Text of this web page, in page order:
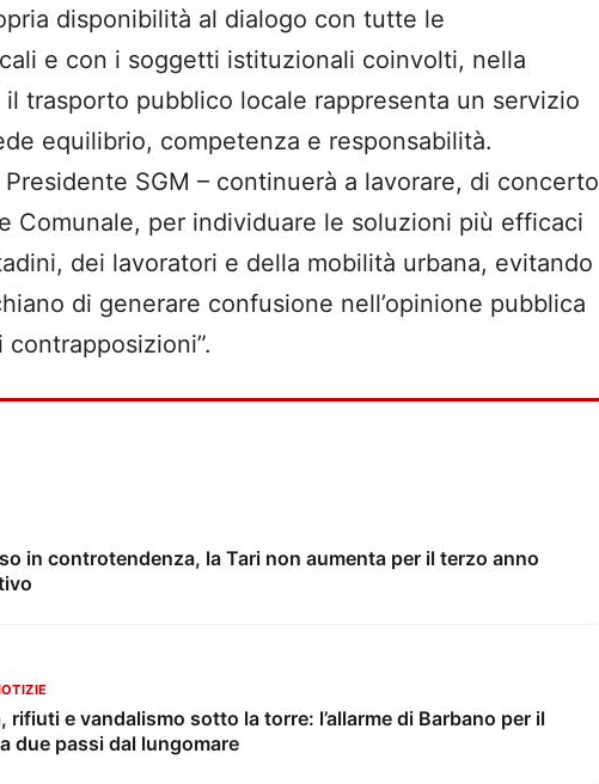
disponibilità al dialogo con tutte le
e con i soggetti istituzionali coinvolti, nella
trasporto pubblico locale rappresenta un servizio
equilibrio, competenza e responsabilità.
Presidente SGM – continuerà a lavorare, di concerto
Comunale, per individuare le soluzioni più efficaci
dei lavoratori e della mobilità urbana, evitando
di generare confusione nell’opinione pubblica
in controtendenza, la Tari non aumenta per il terzo anno
rifiuti e vandalismo sotto la torre: l’allarme di Barbano per il
due passi dal lungomare